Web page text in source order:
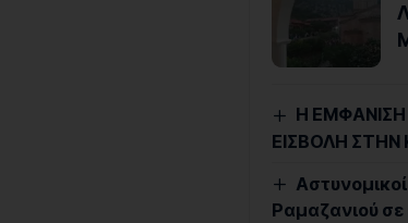
Η
ΕΙΣΒΟΛΗ
Ραμαζανιού σε